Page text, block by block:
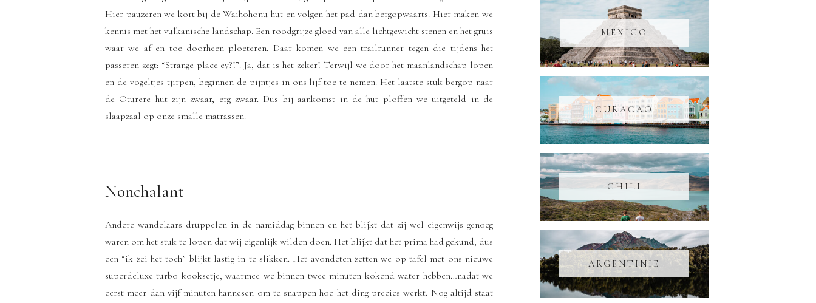
MEXICO
CURACAO
CHILI
ARGENTINIE
Hier pauzeren we kort bij de Waihohonu hut en volgen het pad dan bergopwaarts. Hier maken we
kennis met het vulkanische landschap. Een roodgrijze gloed van alle lichtgewicht stenen en het gruis
waar we af en toe doorheen ploeteren. Daar komen we een trailrunner tegen die tijdens het
passeren zegt: “Strange place ey?!”. Ja, dat is het zeker! Terwijl we door het maanlandschap lopen
en de vogeltjes tjirpen, beginnen de pijntjes in ons lijf toe te nemen. Het laatste stuk bergop naar
de Oturere hut zijn zwaar, erg zwaar. Dus bij aankomst in de hut ploffen we uitgeteld in de
slaapzaal op onze smalle matrassen.
Nonchalant
Andere wandelaars druppelen in de namiddag binnen en het blijkt dat zij wel eigenwijs genoeg
waren om het stuk te lopen dat wij eigenlijk wilden doen. Het blijkt dat het prima had gekund, dus
een “ik zei het toch” blijkt lastig in te slikken. Het avondeten zetten we op tafel met ons nieuwe
superdeluxe turbo kooksetje, waarmee we binnen twee minuten kokend water hebben…nadat we
eerst meer dan vijf minuten hannesen om te snappen hoe het ding precies werkt. Nog altijd staat